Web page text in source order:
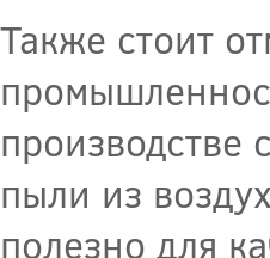
Также стоит
производстве
пыли из
полезно для